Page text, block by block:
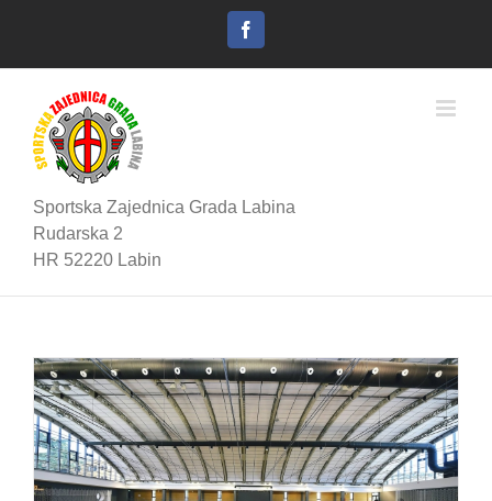
Facebook
Sportska Zajednica Grada Labina
Rudarska 2
HR 52220 Labin